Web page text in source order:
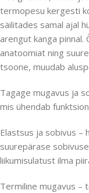
termopesu kergesti
säilitades samal ajal
arengut kanga
anatoomiat ning
tsoone, muudab
Tagage mugavus ja
mis ühendab
Elastsus ja sobivus –
suurepärase
liikumisulatust ilma
Termiline mugavus –